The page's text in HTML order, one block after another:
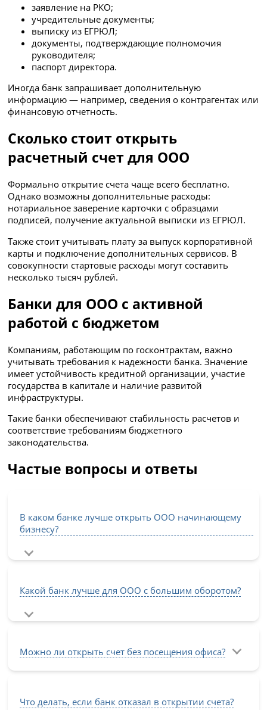
заявление на РКО;
учредительные документы;
выписку из ЕГРЮЛ;
документы, подтверждающие полномочия
руководителя;
паспорт директора.
Иногда банк запрашивает дополнительную
информацию — например, сведения о контрагентах или
финансовую отчетность.
Сколько стоит открыть
расчетный счет для ООО
Формально открытие счета чаще всего бесплатно.
Однако возможны дополнительные расходы:
нотариальное заверение карточки с образцами
подписей, получение актуальной выписки из ЕГРЮЛ.
Также стоит учитывать плату за выпуск корпоративной
карты и подключение дополнительных сервисов. В
совокупности стартовые расходы могут составить
несколько тысяч рублей.
Банки для ООО с активной
работой с бюджетом
Компаниям, работающим по госконтрактам, важно
учитывать требования к надежности банка. Значение
имеет устойчивость кредитной организации, участие
государства в капитале и наличие развитой
инфраструктуры.
Такие банки обеспечивают стабильность расчетов и
соответствие требованиям бюджетного
законодательства.
Частые вопросы и ответы
В каком банке лучше открыть ООО начинающему
бизнесу?
Какой банк лучше для ООО с большим оборотом?
Можно ли открыть счет без посещения офиса?
Что делать, если банк отказал в открытии счета?